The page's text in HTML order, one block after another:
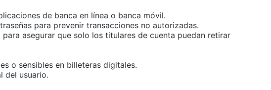
de banca en línea o banca móvil.
para prevenir transacciones no autorizadas.
asegurar que solo los titulares de cuenta puedan retirar
o sensibles en billeteras digitales.
del usuario.